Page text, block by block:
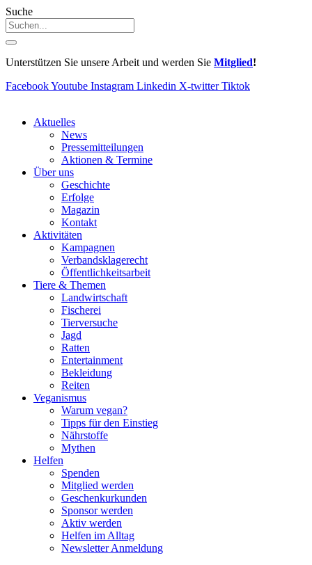
Suche
Unterstützen Sie unsere Arbeit und werden Sie Mitglied!
FacebookYoutube Instagram Linkedin X-twitter Tiktok
Aktuelles
News
Pressemitteilungen
Aktionen & Termine
Über uns
Geschichte
Erfolge
Magazin
Kontakt
Aktivitäten
Kampagnen
Verbandsklagerecht
Öffentlichkeitsarbeit
Tiere & Themen
Landwirtschaft
Fischerei
Tierversuche
Jagd
Ratten
Entertainment
Bekleidung
Reiten
Veganismus
Warum vegan?
Tipps für den Einstieg
Nährstoffe
Mythen
Helfen
Spenden
Mitglied werden
Geschenkurkunden
Sponsor werden
Aktiv werden
Helfen im Alltag
Newsletter Anmeldung